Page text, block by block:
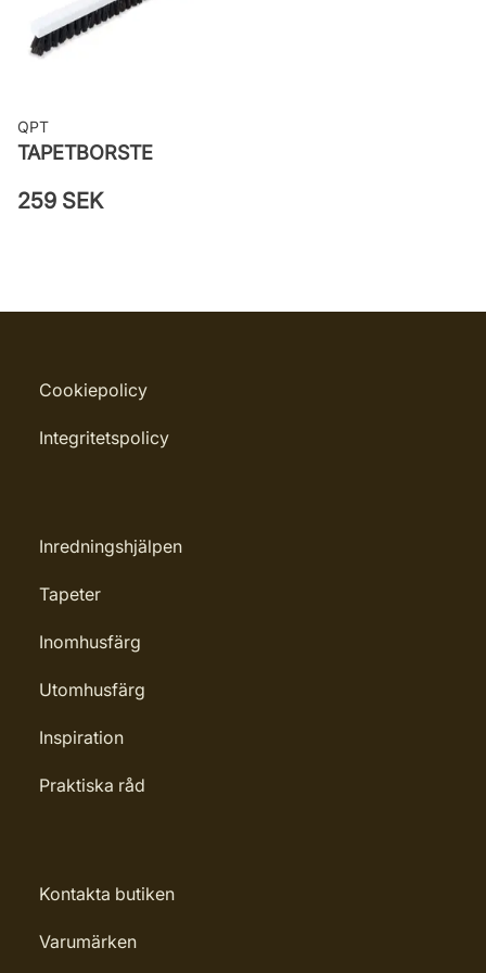
QPT
TAPETBORSTE
259 SEK
Cookiepolicy
Integritetspolicy
Inredningshjälpen
Tapeter
Inomhusfärg
Utomhusfärg
Inspiration
Praktiska råd
Kontakta butiken
Varumärken